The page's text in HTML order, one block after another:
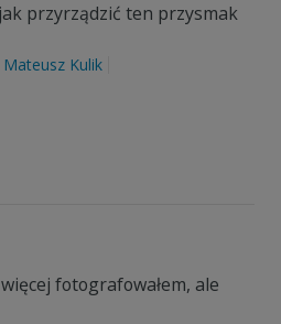
przyrządzić ten przysmak
Mateusz Kulik
fotografowałem, ale